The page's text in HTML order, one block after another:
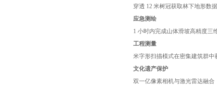
穿透 12 米树冠获取林下地形数
应急测绘
1 小时内完成山体滑坡高精度三
工程测量
米字形扫描模式在密集建筑群中
文化遗产保护
双一亿像素相机与激光雷达融合